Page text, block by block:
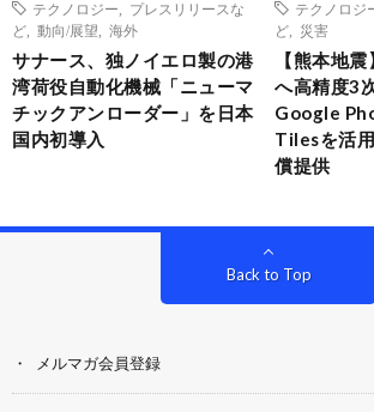
テクノロジー
プレスリリースな
ど
動向/展望 海外
サナース、独ノイエロ製の港
湾荷役自動化機械「ニューマ
チックアンローダー」を日本
国内初導入
テクノロジ
ど
災害
【熊本地
へ高精度3
Google
Tilesを活
償提供
Back to Top
メルマガ会員登録